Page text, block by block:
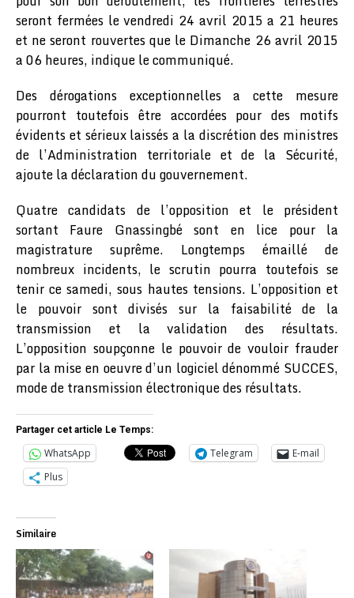
seront fermées le vendredi 24 avril 2015 a 21 heures
et ne seront rouvertes que le Dimanche 26 avril 2015
a 06 heures, indique le communiqué.
Des dérogations exceptionnelles a cette mesure
pourront toutefois être accordées pour des motifs
évidents et sérieux laissés a la discrétion des ministres
de l’Administration territoriale et de la Sécurité,
ajoute la déclaration du gouvernement.
Quatre candidats de l’opposition et le président
sortant Faure Gnassingbé sont en lice pour la
magistrature suprême. Longtemps émaillé de
nombreux incidents, le scrutin pourra toutefois se
tenir ce samedi, sous hautes tensions. L’opposition et
le pouvoir sont divisés sur la faisabilité de la
transmission et la validation des résultats.
L’opposition soupçonne le pouvoir de vouloir frauder
par la mise en oeuvre d’un logiciel dénommé SUCCES,
mode de transmission électronique des résultats.
Partager cet article Le Temps:
WhatsApp Telegram
E-mail
Plus
Similaire